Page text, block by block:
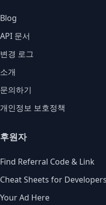
Blog
API 문서
변경 로그
소개
문의하기
개인정보 보호정책
후원자
Find Referral Code & Link
Cheat Sheets for Developers
Your Ad Here